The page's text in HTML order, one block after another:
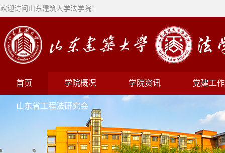
欢迎访问山东建筑大学法学院！
首页 学院概况 学院资讯 党建工作
山东省工程法研究会